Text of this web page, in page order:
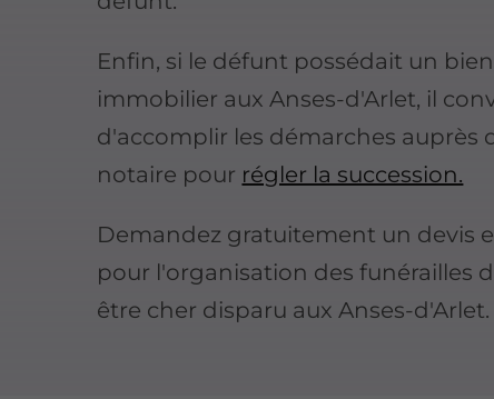
Enfin, si le défunt possédait un bien
immobilier aux Anses-d'Arlet, il
d'accomplir les démarches auprès
notaire pour régler la succession.
Demandez gratuitement un devis
pour l'organisation des funérailles
être cher disparu aux Anses-d'Arlet.